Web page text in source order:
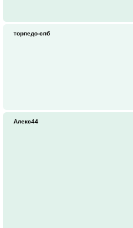
торпедо-спб
Алекс44